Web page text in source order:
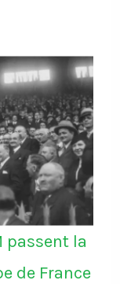
passent la
de France